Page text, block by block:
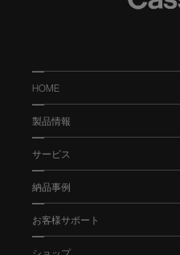
HOME
製品情報
サービス
納品事例
お客様サポート